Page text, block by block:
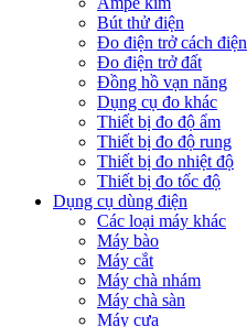
Bút thử điện
Đo điện trở cách điện
Đo điện trở đất
Đồng hồ vạn năng
Dụng cụ đo khác
Thiết bị đo độ ẩm
Thiết bị đo độ rung
Thiết bị đo nhiệt độ
Thiết bị đo tốc độ
Dụng cụ dùng điện
Các loại máy khác
Máy bào
Máy cắt
Máy chà nhám
Máy chà sàn
Máy cưa